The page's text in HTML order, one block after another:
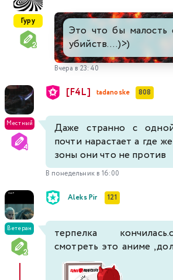
Гуру
Это что бы малость
убийств....)>)
Вчера в 23:40
Местный
[F4L] tadanoske 808
Даже странно с
почти нарастает а где
зоны они что не против
В понедельник в 16:00
Ветеран
Aleks Pir 121
терпелка
смотреть это аниме